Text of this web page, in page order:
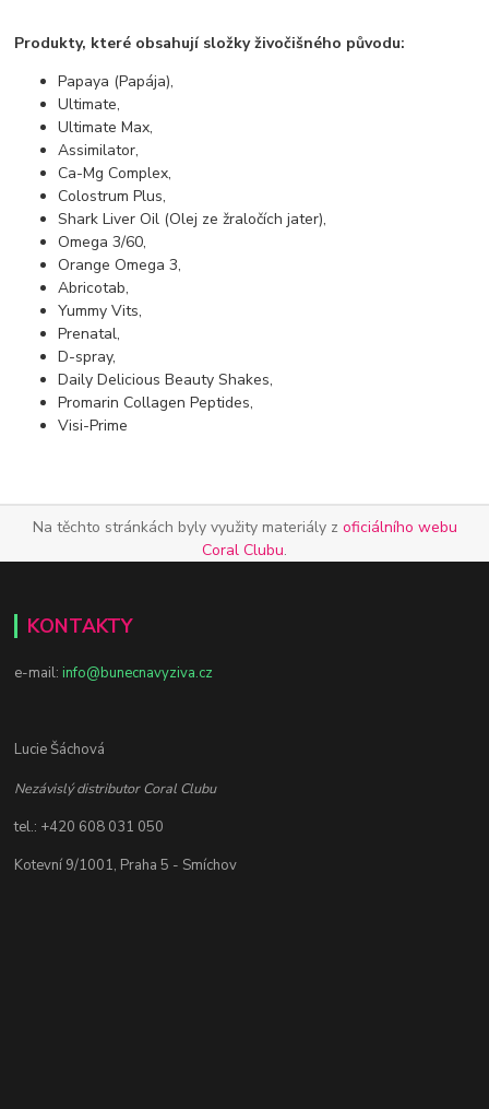
Produkty, které obsahují složky živočišného původu:
Papaya (Papája),
Ultimate,
Ultimate Max,
Assimilator,
Ca-Mg Complex,
Colostrum Plus,
Shark Liver Oil (Olej ze žraločích jater),
Omega 3/60,
Orange Omega 3,
Abricotab,
Yummy Vits,
Prenatal,
D-spray,
Daily Delicious Beauty Shakes,
Promarin Collagen Peptides,
Visi-Prime
Na těchto stránkách byly využity materiály z oficiálního webu
Coral Clubu.
KONTAKTY
e-mail:info@bunecnavyziva.cz
Lucie Šáchová
Nezávislý distributor Coral Clubu
tel.: +420 608 031 050
Kotevní 9/1001, Praha 5 - Smíchov